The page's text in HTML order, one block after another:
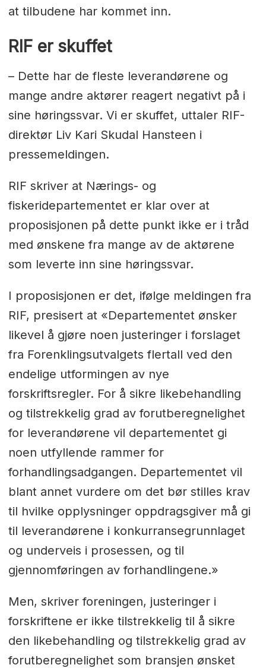
at tilbudene har kommet inn.
RIF er skuffet
– Dette har de fleste leverandørene og
mange andre aktører reagert negativt på i
sine høringssvar. Vi er skuffet, uttaler RIF-
direktør Liv Kari Skudal Hansteen i
pressemeldingen.
RIF skriver at Nærings- og
fiskeridepartementet er klar over at
proposisjonen på dette punkt ikke er i tråd
med ønskene fra mange av de aktørene
som leverte inn sine høringssvar.
I proposisjonen er det, ifølge meldingen fra
RIF, presisert at «Departementet ønsker
likevel å gjøre noen justeringer i forslaget
fra Forenklingsutvalgets flertall ved den
endelige utformingen av nye
forskriftsregler. For å sikre likebehandling
og tilstrekkelig grad av forutberegnelighet
for leverandørene vil departementet gi
noen utfyllende rammer for
forhandlingsadgangen. Departementet vil
blant annet vurdere om det bør stilles krav
til hvilke opplysninger oppdragsgiver må gi
til leverandørene i konkurransegrunnlaget
og underveis i prosessen, og til
gjennomføringen av forhandlingene.»
Men, skriver foreningen, justeringer i
forskriftene er ikke tilstrekkelig til å sikre
den likebehandling og tilstrekkelig grad av
forutberegnelighet som bransjen ønsket